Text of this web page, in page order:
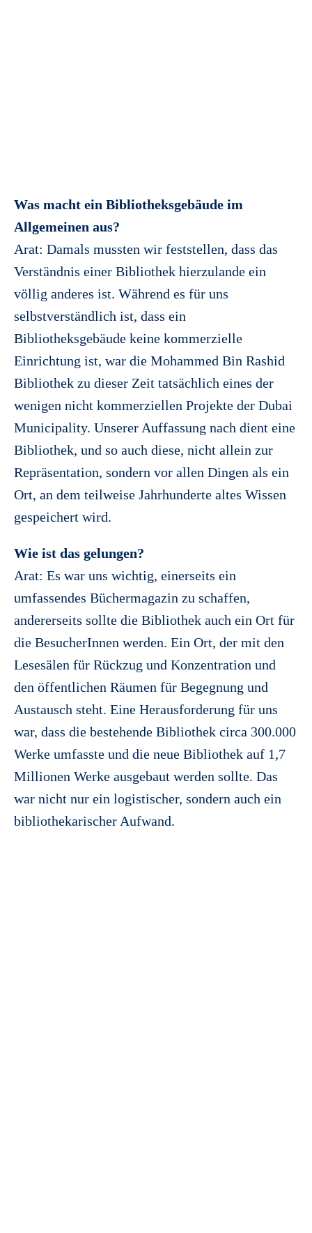
Was macht ein Bibliotheksgebäude im
Allgemeinen aus?
Arat: Damals mussten wir feststellen, dass das
Verständnis einer Bibliothek hierzulande ein
völlig anderes ist. Während es für uns
selbstverständlich ist, dass ein
Bibliotheksgebäude keine kommerzielle
Einrichtung ist, war die Mohammed Bin Rashid
Bibliothek zu dieser Zeit tatsächlich eines der
wenigen nicht kommerziellen Projekte der Dubai
Municipality. Unserer Auffassung nach dient eine
Bibliothek, und so auch diese, nicht allein zur
Repräsentation, sondern vor allen Dingen als ein
Ort, an dem teilweise Jahrhunderte altes Wissen
gespeichert wird.
Wie ist das gelungen?
Arat: Es war uns wichtig, einerseits ein
umfassendes Büchermagazin zu schaffen,
andererseits sollte die Bibliothek auch ein Ort für
die BesucherInnen werden. Ein Ort, der mit den
Lesesälen für Rückzug und Konzentration und
den öffentlichen Räumen für Begegnung und
Austausch steht. Eine Herausforderung für uns
war, dass die bestehende Bibliothek circa 300.000
Werke umfasste und die neue Bibliothek auf 1,7
Millionen Werke ausgebaut werden sollte. Das
war nicht nur ein logistischer, sondern auch ein
bibliothekarischer Aufwand.